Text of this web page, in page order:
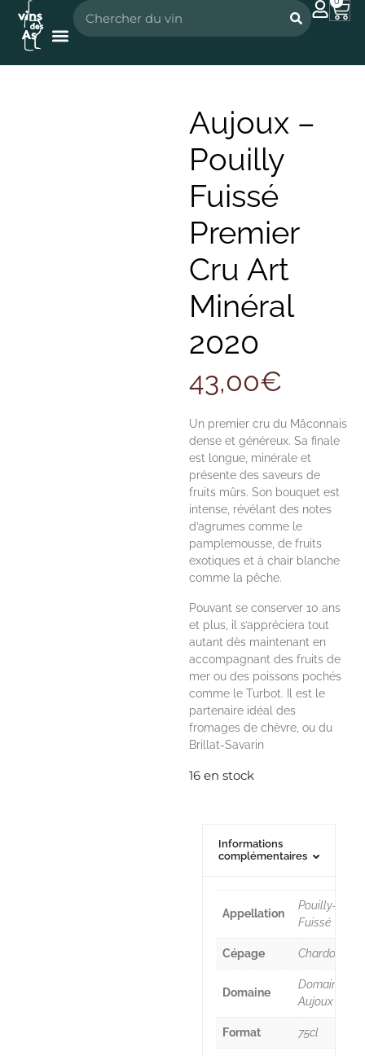
Aujoux –
Pouilly
Fuissé
Premier
Cru Art
Minéral
2020
43,00€
Un premier cru du Mâconnais
dense et généreux. Sa finale
est longue, minérale et
présente des saveurs de
fruits mûrs. Son bouquet est
intense, révélant des notes
d’agrumes comme le
pamplemousse, de fruits
exotiques et à chair blanche
comme la pêche.
Pouvant se conserver 10 ans
et plus, il s’appréciera tout
autant dès maintenant en
accompagnant des fruits de
mer ou des poissons pochés
comme le Turbot. Il est le
partenaire idéal des
fromages de chèvre, ou du
Brillat-Savarin
16 en stock
Informations
complémentaires
Appellation
Pouilly-
Fuissé
Cépage Chardonnay
Domaine
Domaine
Aujoux
Format 75cl